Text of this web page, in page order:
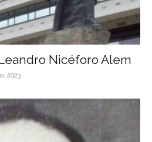
Nicéforo Alem
2023